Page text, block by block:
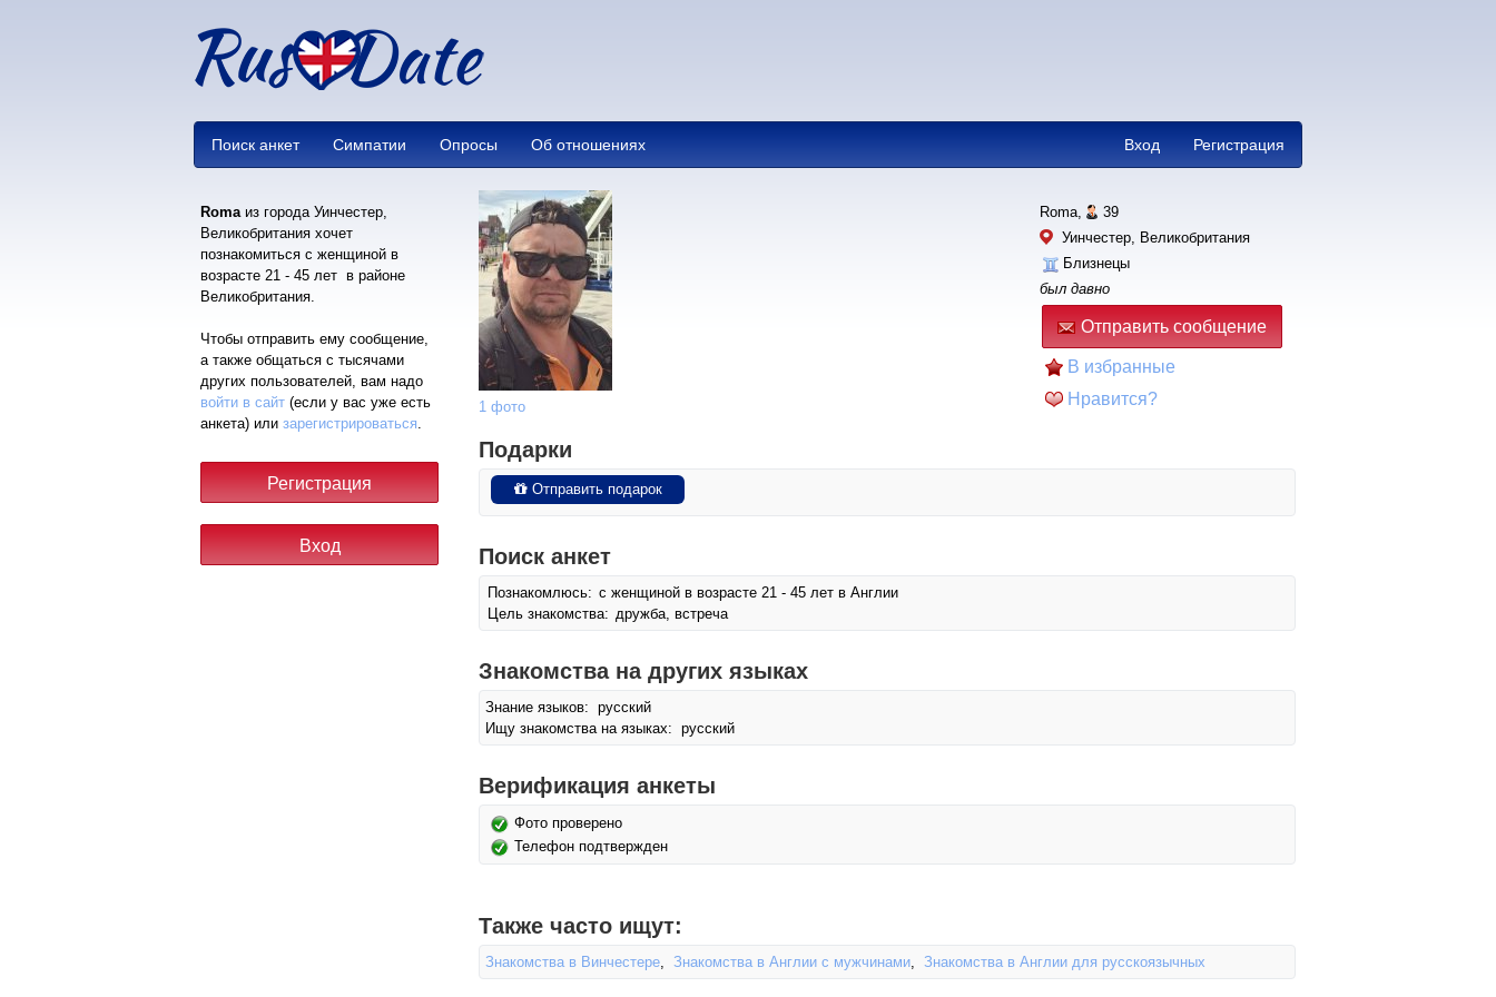
Поиск анкет Симпатии Опросы Об отношениях Регистрация
Вход
Romaиз города Уинчестер,
Великобритания хочет
познакомиться с женщиной в
возрасте 21 - 45 лет в районе
Великобритания.
Чтобы отправить ему сообщение,
а также общаться с тысячами
других пользователей, вам надо
войти в сайт (если у вас уже есть
анкета) или зарегистрироваться.
1 фото
Roma,
39
Уинчестер, Великобритания
Близнецы
был давно
Отправить сообщение
В избранные
Нравится?
Подарки
Отправить подарок
Поиск анкет
Познакомлюсь: с женщиной в возрасте 21 - 45 лет в Англии
Цель знакомства: дружба, встреча
Знакомства на других языках
Знание языков: русский
Ищу знакомства на языках: русский
Верификация анкеты
Фото проверено
Телефон подтвержден
Также часто ищут:
Знакомства в Винчестере, Знакомства в Англии с мужчинами, Знакомства в Англии для русскоязычных